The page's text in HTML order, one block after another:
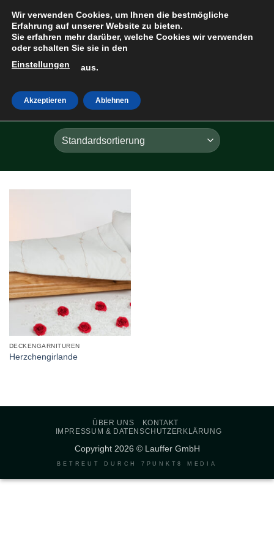
Inhalt
springen
HOME
FILTER
DECKENGARNITUREN
Herzchengirlande
ÜBER UNS
KONTAKT
IMPRESSUM & DATENSCHUTZERKLÄRUNG
Copyright 2026 © Lauffer GmbH
BETREUT DURCH 7PUNKT8 MEDIA
Wir verwenden Cookies, um Ihnen die bestmögliche
Erfahrung auf unserer Website zu bieten.
Sie erfahren mehr darüber, welche Cookies wir verwenden
oder schalten Sie sie in den
Einstellungen
aus.
Akzeptieren Ablehnen